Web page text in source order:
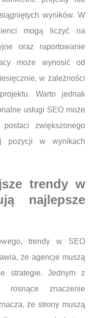
wyników. W
mogą liczyć na
oraz raportowanie
może wynosić od
w zależności
Warto jednak
usługi SEO może
zwiększonego
pozycji w wynikach
trendy w
najlepsze
trendy w SEO
że agencje muszą
strategie. Jednym z
rosnące znaczenie
że strony muszą